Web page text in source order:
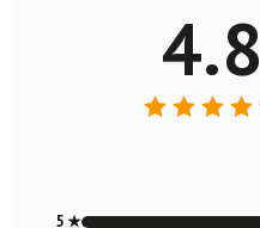
4.8
5 ★